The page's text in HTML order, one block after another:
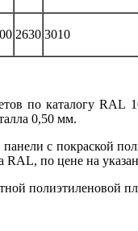
2630 3010
по каталогу RAL
0,50 мм.
панели с покраской
RAL, по цене на
полиэтиленовой